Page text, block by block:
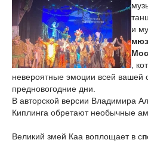
и
,
невероятные эмоции всей вашей
предновогодние дни.
В авторской версии Владимира
Киплинга обретают необычные
Великий змей Каа воплощает в с